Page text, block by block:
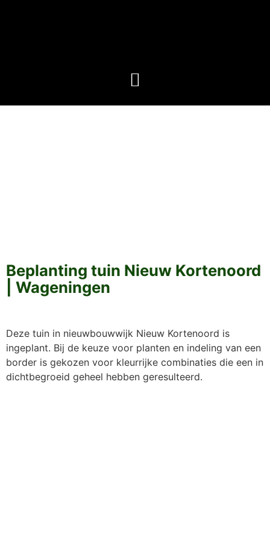
Beplanting tuin Nieuw Kortenoord
| Wageningen
Deze tuin in nieuwbouwwijk Nieuw Kortenoord is
ingeplant. Bij de keuze voor planten en indeling van een
border is gekozen voor kleurrijke combinaties die een in
dichtbegroeid geheel hebben geresulteerd.